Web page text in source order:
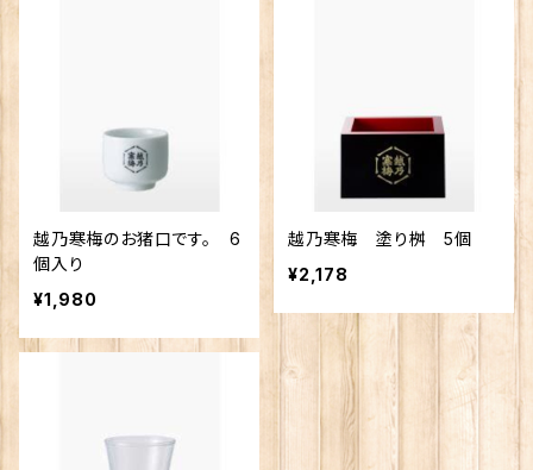
越乃寒梅のお猪口です。 6
個入り
¥1,980
越乃寒梅 塗り桝 5個
¥2,178